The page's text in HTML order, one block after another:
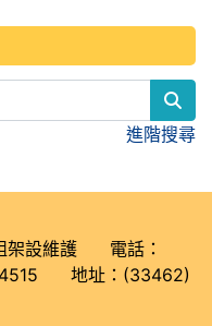
進階搜尋
架設維護 電話：
地址：(33462)